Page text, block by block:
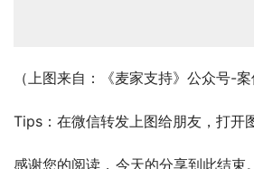
（上图来自：《麦家支持》公众号-案
Tips：在微信转发上图给朋友，打开
感谢您的阅读，今天的分享到此结束